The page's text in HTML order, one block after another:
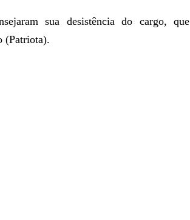
sua desistência do cargo, que
(Patriota).